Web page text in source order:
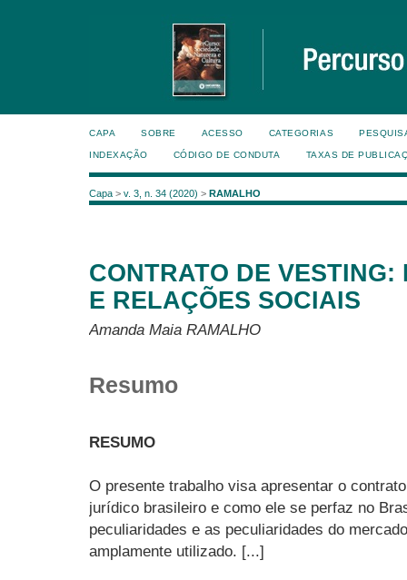
CAPA SOBRE ACESSO CATEGORIAS
INDEXAÇÃO CÓDIGO DE CONDUTA TAXAS DE
Capa > v. 3, n. 34 (2020) > RAMALHO
CONTRATO DE VESTING:
E RELAÇÕES SOCIAIS
Amanda Maia RAMALHO
Resumo
RESUMO
O presente trabalho visa apresentar o
jurídico brasileiro e como ele se perfaz no
peculiaridades e as peculiaridades do
amplamente utilizado. [...]